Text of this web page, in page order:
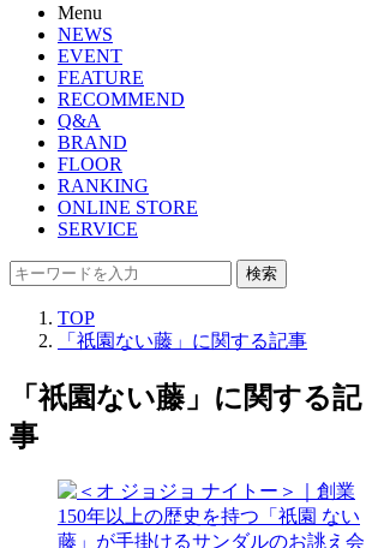
Menu
NEWS
EVENT
FEATURE
RECOMMEND
Q&A
BRAND
FLOOR
RANKING
ONLINE STORE
SERVICE
検索
TOP
「祇園ない藤」に関する記事
「祇園ない藤」に関する記
事